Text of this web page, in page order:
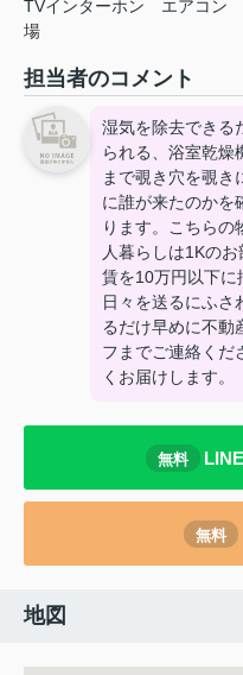
TVインターホン エアコン
場
担当者のコメント
湿気を除去できる
られる、浴室乾燥
まで覗き穴を覗き
に誰が来たのかを
ります。こちら
人暮らしは1Kの
賃を10万円以下に
日々を送るにふさ
るだけ早めに不動
フまでご連絡くだ
くお届けします。
無料
無料
地図